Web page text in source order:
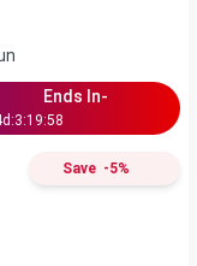
Ends In-
d:3:19:58
Save -5%